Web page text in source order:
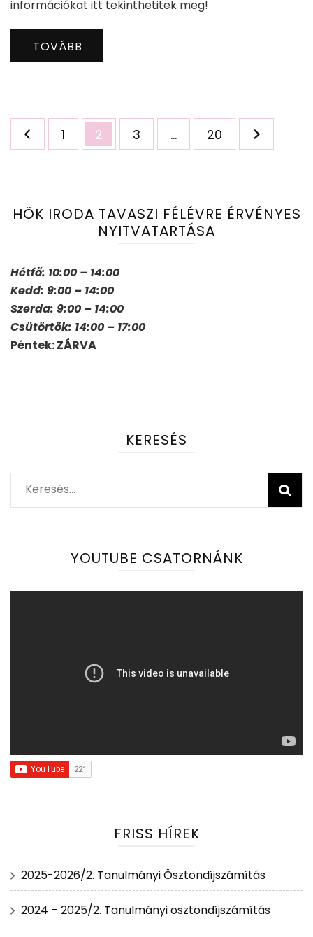
információkat itt tekinthetitek meg!
TOVÁBB
Bejegyzések
lapozása
Oldal
1 Oldal
2 Oldal
3 … Oldal
20
HÖK IRODA TAVASZI FÉLÉVRE ÉRVÉNYES
NYITVATARTÁSA
Hétfő: 10:00 – 14:00
Kedd: 9:00 – 14:00
Szerda: 9:00 – 14:00
Csütörtök: 14:00 – 17:00
Péntek: ZÁRVA
KERESÉS
Keresés:
YOUTUBE CSATORNÁNK
FRISS HÍREK
2025-2026/2. Tanulmányi Ösztöndíjszámítás
2024 – 2025/2. Tanulmányi ösztöndíjszámítás